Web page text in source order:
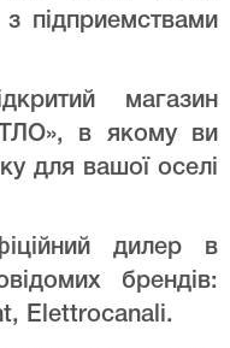
з підприемствами
магазин
в якому ви
для вашої оселі
дилер в
брендів:
Elettrocanali.